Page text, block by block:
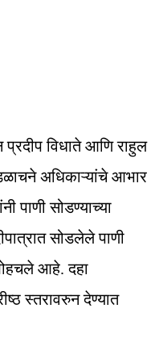
विधाते आणि राहुल
अधिकाऱ्यांचे आभार
पाणी सोडण्याच्या
सोडलेले पाणी
आहे. दहा
स्तरावरुन देण्यात